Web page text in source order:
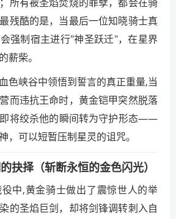
残酷的是，当最后一位知晓骑士真
强制宿主进行"神圣跃迁"，在星界
薪柴。
色峡谷中领悟到誓言的真正重量,当
而违抗王命时，黄金铠甲突然脱落
将绞杀他的瞬间转为守护形态——
，可以短暂压制星灵的诅咒。
抉择（斩断永恒的金色闪光）
中,黄金骑士做出了震惊世人的举
的圣焰巨剑，却将剑锋调转刺入自